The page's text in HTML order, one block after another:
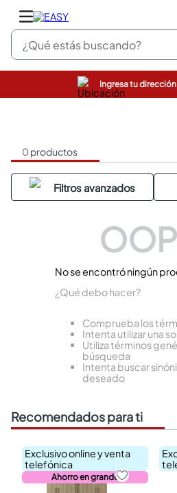
¿Qué estás buscando?
Ingresa tu
0productos
No se encontró ningún
¿Qué debo hacer?
Comprueba los
Intenta utilizar una
Utiliza términos
búsqueda
Intenta buscar
deseado
Recomendados para ti
Exclusivo online y venta
telefónica
Ahorro en grande
pinturas
comedor
escritorio